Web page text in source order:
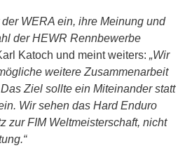
WERA ein, ihre Meinung und
der HEWR Rennbewerbe
Katoch und meint weiters: „Wir
weitere Zusammenarbeit
Ziel sollte ein Miteinander statt
Wir sehen das Hard Enduro
zur FIM Weltmeisterschaft, nicht